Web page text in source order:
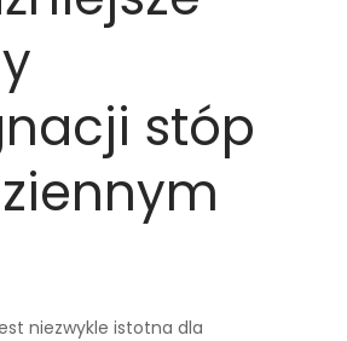
stóp
niezwykle istotna dla